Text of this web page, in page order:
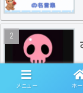
メニュー ホー